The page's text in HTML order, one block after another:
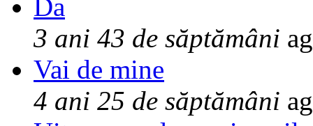
Da
3 ani 43 de săptămâni
Vai de mine
4 ani 25 de săptămâni